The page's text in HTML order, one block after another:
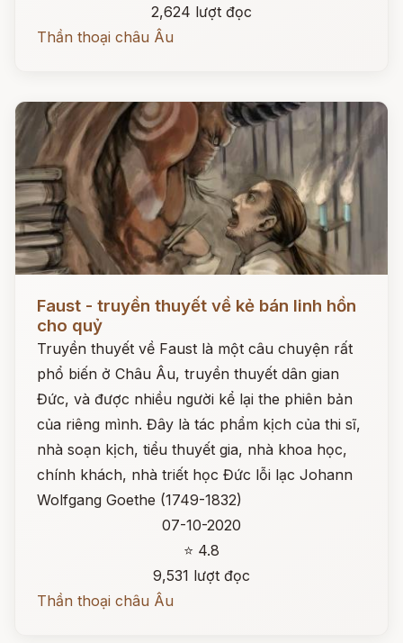
2,624 lượt đọc
Thần thoại châu Âu
Faust - truyền thuyết về kẻ bán linh hồn
cho quỷ
Truyền thuyết về Faust là một câu chuyện rất
phổ biến ở Châu Âu, truyền thuyết dân gian
Đức, và được nhiều người kể lại the phiên bản
của riêng mình. Đây là tác phẩm kịch của thi sĩ,
nhà soạn kịch, tiểu thuyết gia, nhà khoa học,
chính khách, nhà triết học Đức lỗi lạc Johann
Wolfgang Goethe (1749-1832)
07-10-2020
⭐ 4.8
9,531 lượt đọc
Thần thoại châu Âu